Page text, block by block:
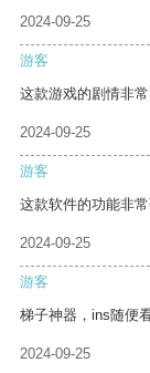
2024-09-25
游客
这款游戏的剧情非
2024-09-25
游客
这款软件的功能非
2024-09-25
游客
梯子神器，ins随便
2024-09-25